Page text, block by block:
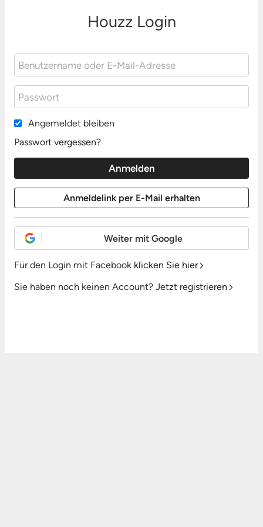
Houzz Login
Angemeldet bleiben
Passwort vergessen?
Weiter mit Google
Für den Login mit Facebook klicken Sie hier
Sie haben noch keinen Account? Jetzt registrieren